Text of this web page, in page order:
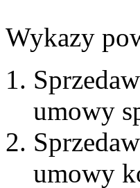
Wykazy
umowy
umowy